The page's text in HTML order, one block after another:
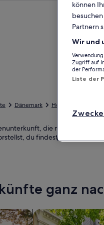
Dänemark Hovedstaden
die nahe
du findest bestimmt
ganz
Suche nach
können
Partnern
Wir und
Zugriff auf
der
Liste der